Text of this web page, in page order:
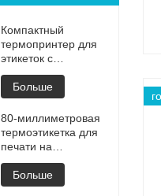
Компактный
термопринтер для
этикеток с
Bluetooth для
удобной загрузки
бумаги
Больше
80-миллиметровая
термоэтикетка для
печати на
принтере с
поддержкой
андроид и iOS
Больше